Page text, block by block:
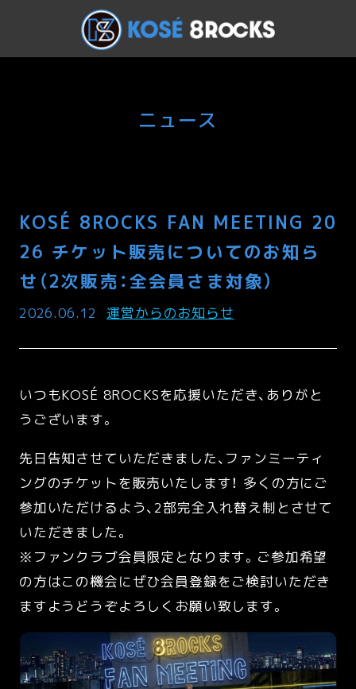
ニュース
KOSÉ 8ROCKS FAN MEETING 20
26 チケット販売についてのお知ら
せ（2次販売：全会員さま対象）
2026.06.12 運営からのお知らせ
いつもKOSÉ 8ROCKSを応援いただき、ありがと
うございます。
先日告知させていただきました、ファンミーティ
ングのチケットを販売いたします！ 多くの方にご
参加いただけるよう、2部完全入れ替え制とさせて
いただきました。
※ファンクラブ会員限定となります。ご参加希望
の方はこの機会にぜひ会員登録をご検討いただき
ますようどうぞよろしくお願い致します。